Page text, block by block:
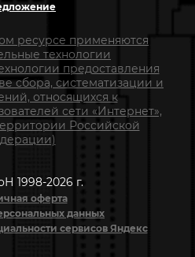
ресурсе применяются
технологии
предоставления
сбора, систематизации и
относящихся к
сети «Интернет»,
Российской
1998-2026 г.
оферта
данных
сервисов Яндекс